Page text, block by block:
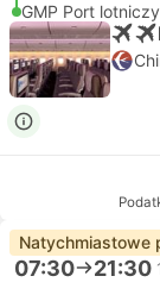
GMP Port
Natychmiastowe
07:30 21:30